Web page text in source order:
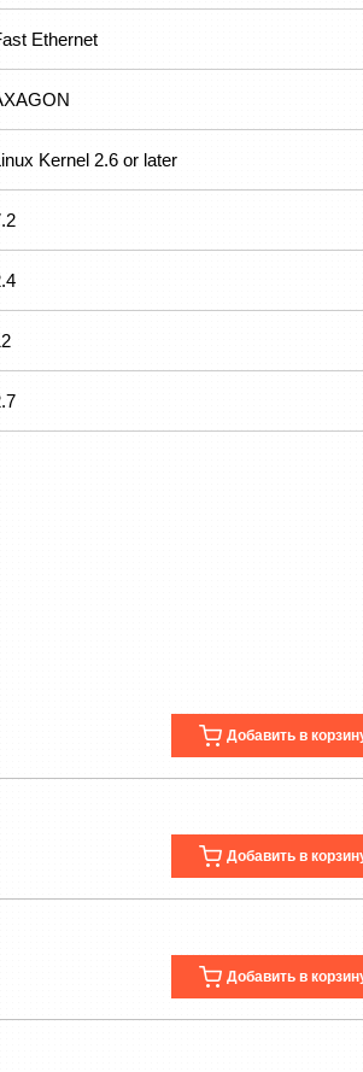
Ethernet
Kernel 2.6 or later
Добавить в
Добавить в
Добавить в